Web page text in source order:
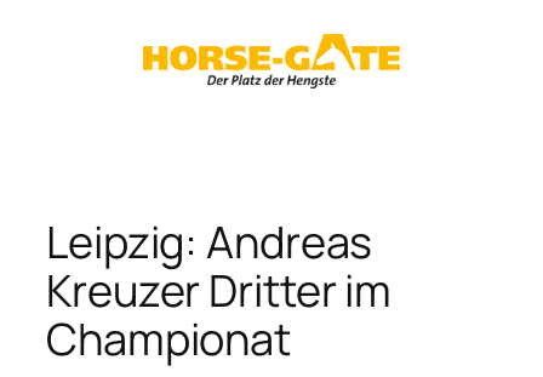
Leipzig: Andreas
Kreuzer Dritter im
Championat